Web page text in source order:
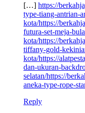
[…] https://
type-tiang-antrian-
kota/https://
futura-set-meja-
kota/https://
tiffany-gold-
kota/https://
dan-ukuran-
selatan/https://
aneka-type-rope-
Reply